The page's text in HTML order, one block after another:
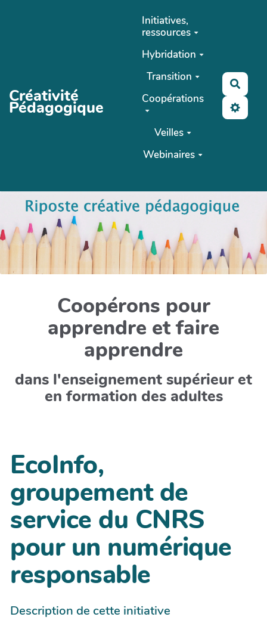
Créativité
Pédagogique
Initiatives,
ressources
Hybridation
Transition
Coopérations
Veilles
Webinaires
Coopérons pour
apprendre et faire
apprendre
dans l'enseignement supérieur et
en formation des adultes
EcoInfo,
groupement de
service du CNRS
pour un numérique
responsable
Description de cette initiative